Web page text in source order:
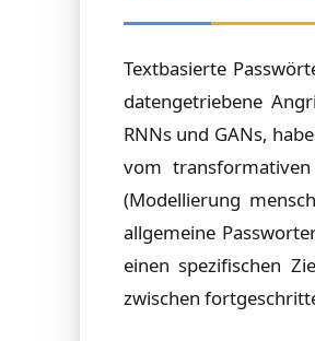
Textbasierte
datengetriebene
RNNs und GANs,
vom
(Modellierung
allgemeine
einen spezifischen
zwischen